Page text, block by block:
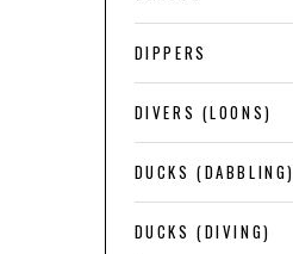
DIPPERS
DIVERS (LOONS)
DUCKS (DABBLING)
DUCKS (DIVING)